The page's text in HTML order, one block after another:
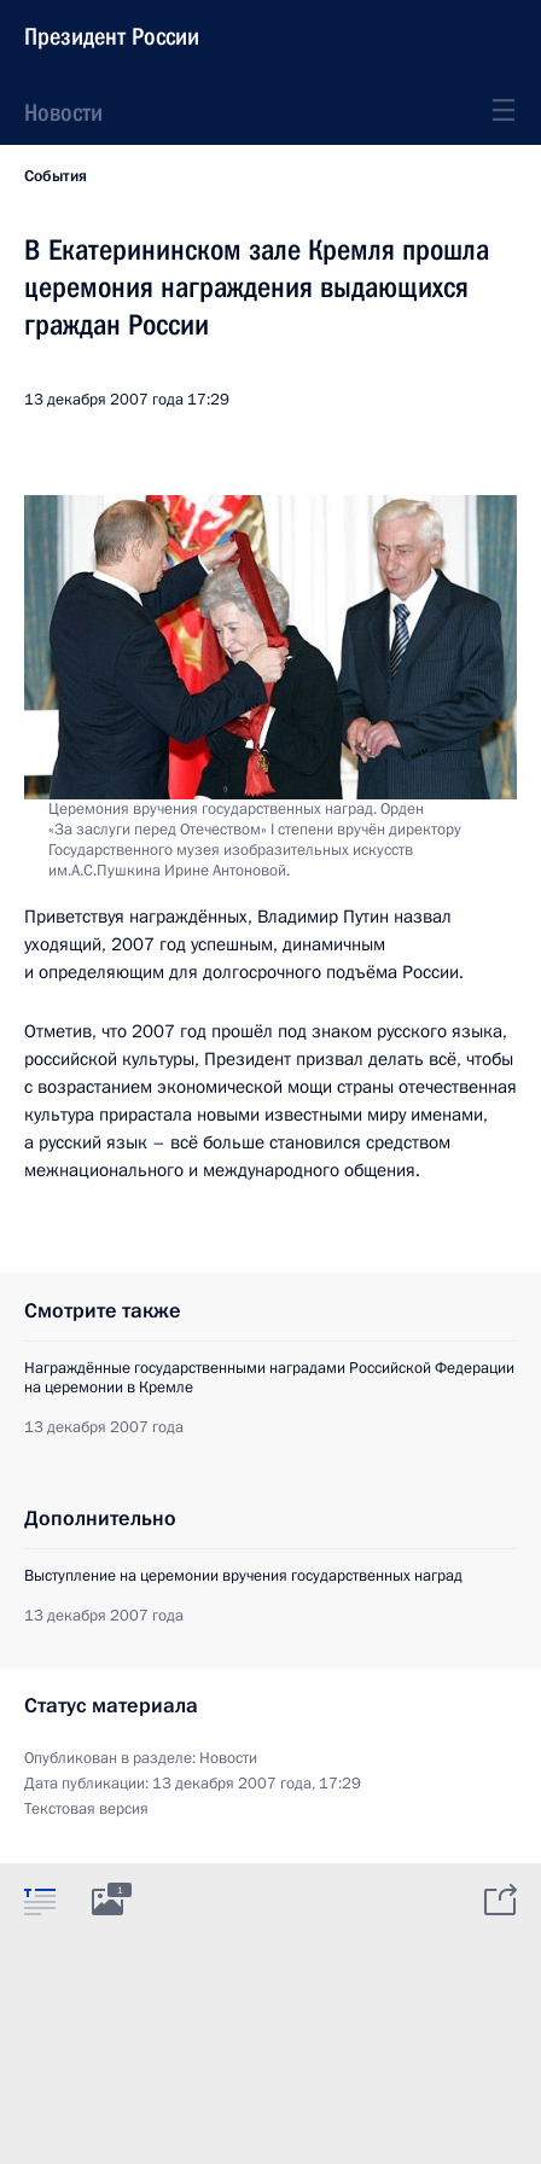
Президент России
Новости
События
В Екатерининском зале Кремля прошла
церемония награждения выдающихся
граждан России
13 декабря 2007 года 17:29
Церемония вручения государственных наград. Орден
«За заслуги перед Отечеством» I степени вручён директору
Государственного музея изобразительных искусств
им.А.С.Пушкина Ирине Антоновой.
Приветствуя награждённых, Владимир Путин назвал
уходящий, 2007 год успешным, динамичным
и определяющим для долгосрочного подъёма России.
Отметив, что 2007 год прошёл под знаком русского языка,
российской культуры, Президент призвал делать всё, чтобы
с возрастанием экономической мощи страны отечественная
культура прирастала новыми известными миру именами,
а русский язык – всё больше становился средством
межнационального и международного общения.
Смотрите также
Награждённые государственными наградами Российской Федерации
на церемонии в Кремле
13 декабря 2007 года
Дополнительно
Выступление на церемонии вручения государственных наград
13 декабря 2007 года
Статус материала
Опубликован в разделе: Новости
Дата публикации: 13 декабря 2007 года, 17:29
Текстовая версия
1